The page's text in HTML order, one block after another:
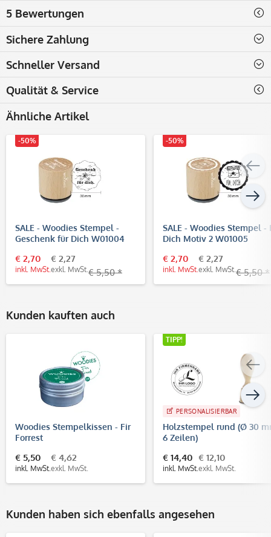
5 Bewertungen
Sichere Zahlung
Schneller Versand
Qualität & Service
Ähnliche Artikel
-50%
SALE - Woodies Stempel -
Geschenk für Dich W01004
€ 2,70
inkl. MwSt.
€ 2,27
exkl. MwSt. € 5,50 *
-50%
SALE - Woodies Stempel -
Dich Motiv 2 W01005
€ 2,70
inkl. MwSt.
€ 2,27
exkl. MwSt. € 5,50 *
Kunden kauften auch
Woodies Stempelkissen - Fir
Forrest
€ 5,50
inkl. MwSt.
€ 4,62
exkl. MwSt.
TIPP!
PERSONALISIERBAR
Holzstempel rund (Ø 30
6 Zeilen)
€ 14,40
inkl. MwSt.
€ 12,10
exkl. MwSt.
Kunden haben sich ebenfalls angesehen